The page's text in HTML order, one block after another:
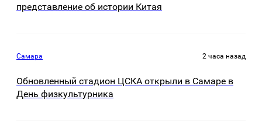
представление об истории Китая
Самара 2 часа назад
Обновленный стадион ЦСКА открыли в Самаре в
День физкультурника